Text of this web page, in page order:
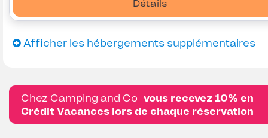
Détails
Afficher les hébergements supplémentaires
Chez Camping and Co vous recevez 10% en
Crédit Vacances lors de chaque réservation